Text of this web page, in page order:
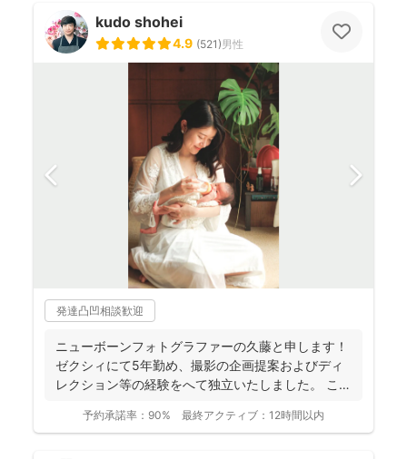
kudo shohei
4.9 (521)男性
発達凸凹相談歓迎
ニューボーンフォトグラファーの久藤と申します！
ゼクシィにて5年勤め、撮影の企画提案およびディ
レクション等の経験をへて独立いたしました。 これ
予約承諾率： 90% 最終アクティブ： 12時間以内